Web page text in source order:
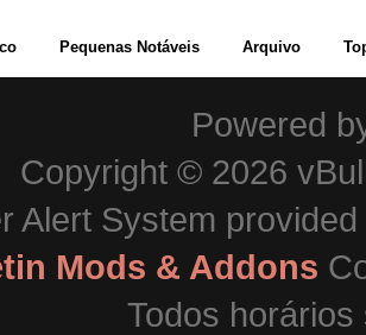
Pequenas Notáveis Arquivo
Powered
Copyright © 2026
Alert System
Mods & Addons
Todos